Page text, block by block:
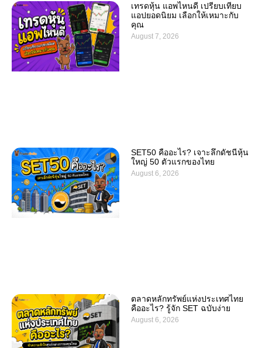
เทรดหุ้น แอพไหนดี เปรียบเทียบ
แอปยอดนิยม เลือกให้เหมาะกับ
คุณ
August 7, 2026
SET50 คืออะไร? เจาะลึกดัชนีหุ้น
ใหญ่ 50 ตัวแรกของไทย
August 6, 2026
ตลาดหลักทรัพย์แห่งประเทศไทย
คืออะไร? รู้จัก SET ฉบับง่าย
August 6, 2026